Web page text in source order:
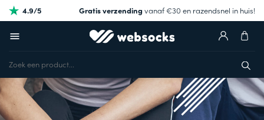
4.9/5 Gratis verzendingvanaf €30 en razendsnel in huis!